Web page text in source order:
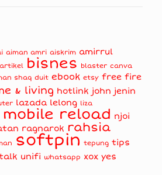
aiman amri aiskrim amirrul
artikel bisnes blaster canva
shaq duit ebook etsy free fire
& living hotlink john jenin
lazada lelong liza
mobile reload njoi
ragnarok rahsia
softpin tepung tips
unifi whatsapp xox yes